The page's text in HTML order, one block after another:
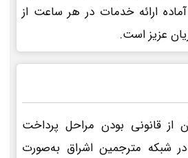
ارائه خدمات در هر ساعت از
عزیز است.
از قانونی بودن مراحل پرداخت
در شبکه مترجمین اشراق به‌صورت